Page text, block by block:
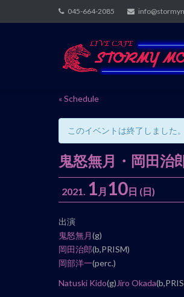
to
045-664-2085
« Schedule
このイベントは終了しました。
鬼怒無月・岡田治
2021. 1 月 10日 (日)
イ
ベ
ン
ト
ナ
出演
鬼怒無月(g)
岡田治郎(b,PRISM)
岡部洋一(perc.)
Natuski Kido(g)Jiro Okada